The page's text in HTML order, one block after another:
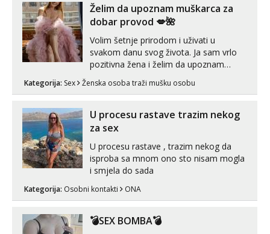
vjeruj mi, takve još nisi vidio. Uvijek sam
spremna za ONLOINE zabavu...
Želim da upoznam muškarca za
dobar provod 💋🌺
Volim šetnje prirodom i uživati u
svakom danu svog života. Ja sam vrlo
pozitivna žena i želim da upoznam
može i nešto više.💋🌺 Klikni na link
Kategorija: Sex Ženska osoba traži mušku osobu
U procesu rastave trazim nekog
za sex
U procesu rastave , trazim nekog da
isproba sa mnom ono sto nisam mogla
i smjela do sada
Kategorija: Osobni kontakti ONA
💣SEX BOMBA💣